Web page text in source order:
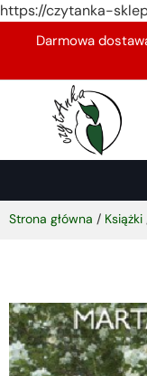
https://czytanka-
Darmowa
Strona główna / Książki